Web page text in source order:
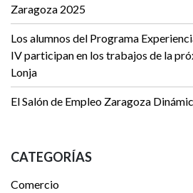
Zaragoza 2025
Los alumnos del Programa
IV participan en los trabajos de la
Lonja
El Salón de Empleo Zaragoza
CATEGORÍAS
Comercio